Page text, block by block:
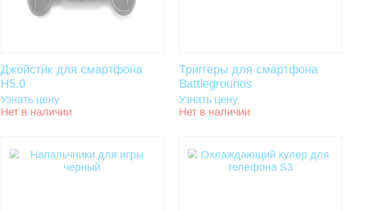
Джойстик для смартфона
H5.0
Узнать цену
Нет в наличии
Триггеры для смартфона
Battlegrounos
Узнать цену
Нет в наличии